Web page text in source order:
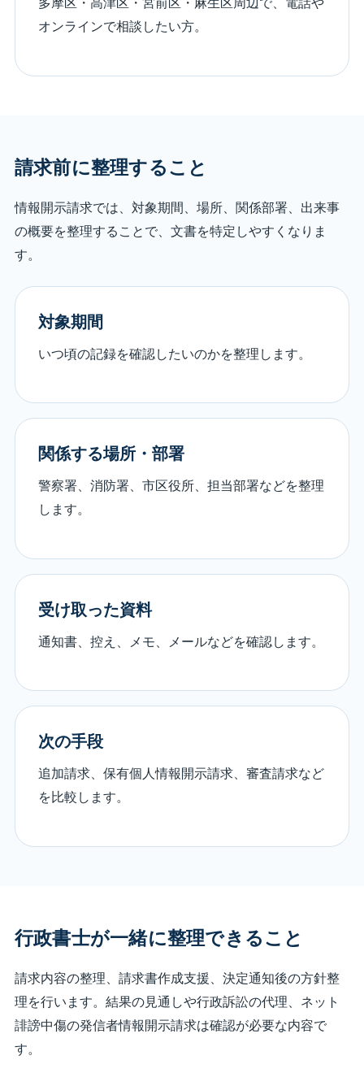
オンラインで相談したい方。
請求前に整理すること
情報開示請求では、対象期間、場所、関係部署、出来事
の概要を整理することで、文書を特定しやすくなりま
す。
対象期間
いつ頃の記録を確認したいのかを整理します。
関係する場所・部署
警察署、消防署、市区役所、担当部署などを整理
します。
受け取った資料
通知書、控え、メモ、メールなどを確認します。
次の手段
追加請求、保有個人情報開示請求、審査請求など
を比較します。
行政書士が一緒に整理できること
請求内容の整理、請求書作成支援、決定通知後の方針整
理を行います。結果の見通しや行政訴訟の代理、ネット
誹謗中傷の発信者情報開示請求は確認が必要な内容で
す。